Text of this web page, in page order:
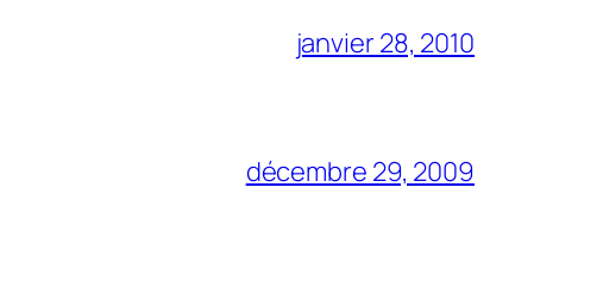
janvier 28, 2010
décembre 29, 2009